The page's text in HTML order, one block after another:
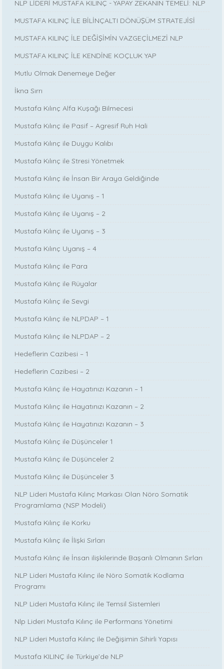
NLP LİDERİ MUSTAFA KILINÇ - YAPAY ZEKANIN TEMELİ: NLP
MUSTAFA KILINÇ İLE BİLİNÇALTI DÖNÜŞÜM STRATEJİSİ
MUSTAFA KILINÇ İLE DEĞİŞİMİN VAZGEÇİLMEZİ NLP
MUSTAFA KILINÇ İLE KENDİNE KOÇLUK YAP
Mutlu Olmak Denemeye Değer
İkna Sırrı
Mustafa Kılınç Alfa Kuşağı Bilmecesi
Mustafa Kılınç ile Pasif – Agresif Ruh Hali
Mustafa Kılınç ile Duygu Kalıbı
Mustafa Kılınç ile Stresi Yönetmek
Mustafa Kılınç ile İnsan Bir Araya Geldiğinde
Mustafa Kılınç ile Uyanış – 1
Mustafa Kılınç ile Uyanış – 2
Mustafa Kılınç ile Uyanış – 3
Mustafa Kılınç Uyanış – 4
Mustafa Kılınç ile Para
Mustafa Kılınç ile Rüyalar
Mustafa Kılınç ile Sevgi
Mustafa Kılınç ile NLPDAP – 1
Mustafa Kılınç ile NLPDAP – 2
Hedeflerin Cazibesi – 1
Hedeflerin Cazibesi – 2
Mustafa Kılınç ile Hayatınızı Kazanın – 1
Mustafa Kılınç ile Hayatınızı Kazanın – 2
Mustafa Kılınç ile Hayatınızı Kazanın – 3
Mustafa Kılınç ile Düşünceler 1
Mustafa Kılınç ile Düşünceler 2
Mustafa Kılınç ile Düşünceler 3
NLP Lideri Mustafa Kılınç Markası Olan Nöro Somatik
Programlama (NSP Modeli)
Mustafa Kılınç ile Korku
Mustafa Kılınç ile İlişki Sırları
Mustafa Kılınç ile İnsan ilişkilerinde Başarılı Olmanın Sırları
NLP Lideri Mustafa Kılınç ile Nöro Somatik Kodlama
Programı
NLP Lideri Mustafa Kılınç ile Temsil Sistemleri
Nlp Lideri Mustafa Kılınç ile Performans Yönetimi
NLP Lideri Mustafa Kılınç ile Değişimin Sihirli Yapısı
Mustafa KILINÇ ile Türkiye’de NLP